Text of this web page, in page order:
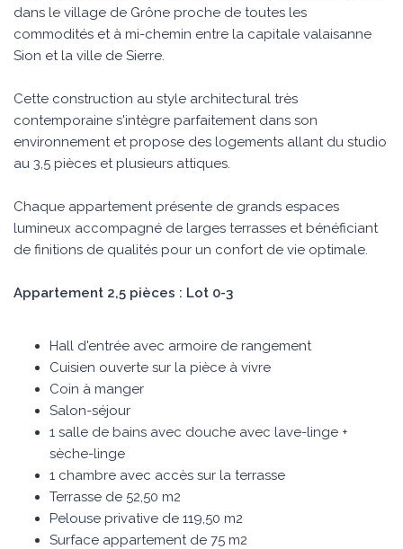
dans le village de Grône proche de toutes les
commodités et à mi-chemin entre la capitale valaisanne
Sion et la ville de Sierre.
Cette construction au style architectural très
contemporaine s'intègre parfaitement dans son
environnement et propose des logements allant du studio
au 3,5 pièces et plusieurs attiques.
Chaque appartement présente de grands espaces
lumineux accompagné de larges terrasses et bénéficiant
de finitions de qualités pour un confort de vie optimale.
Appartement 2,5 pièces : Lot 0-3
Hall d'entrée avec armoire de rangement
Cuisien ouverte sur la pièce à vivre
Coin à manger
Salon-séjour
1 salle de bains avec douche avec lave-linge +
sèche-linge
1 chambre avec accès sur la terrasse
Terrasse de 52,50 m2
Pelouse privative de 119,50 m2
Surface appartement de 75 m2